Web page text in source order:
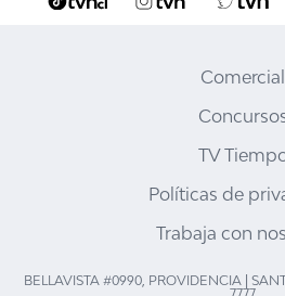
Comercial
TV
Políticas de
Trabaja con
BELLAVISTA #0990, PROVIDENCIA |